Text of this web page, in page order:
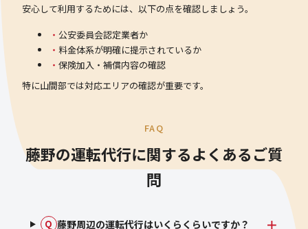
安心して利用するためには、以下の点を確認しましょう。
公安委員会認定業者か
料金体系が明確に提示されているか
保険加入・補償内容の確認
特に山間部では対応エリアの確認が重要です。
FAQ
藤野の運転代行に関するよくあるご質
問
Q 藤野周辺の運転代行はいくらくらいですか？